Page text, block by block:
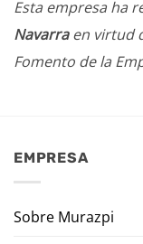
Esta empresa ha
Navarraen virtud
Fomento de la
EMPRESA
Sobre Murazpi